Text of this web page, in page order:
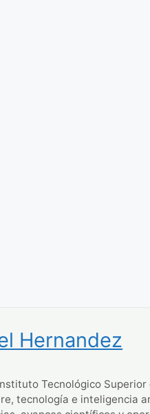
Hernandez
Tecnológico Superior
tecnología e inteligencia